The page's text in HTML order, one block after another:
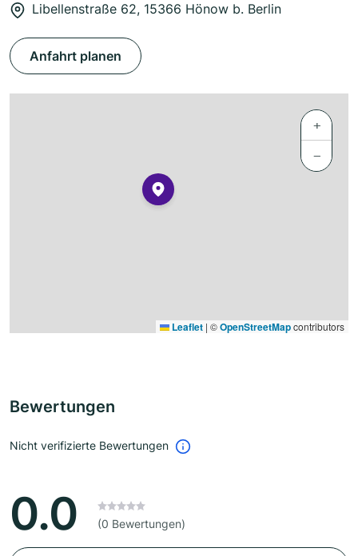
Libellenstraße 62, 15366 Hönow b. Berlin
Anfahrt planen
+
−
Leaflet | ©OpenStreetMapcontributors
Bewertungen
Nicht verifizierte Bewertungen
0.0 (0 Bewertungen)